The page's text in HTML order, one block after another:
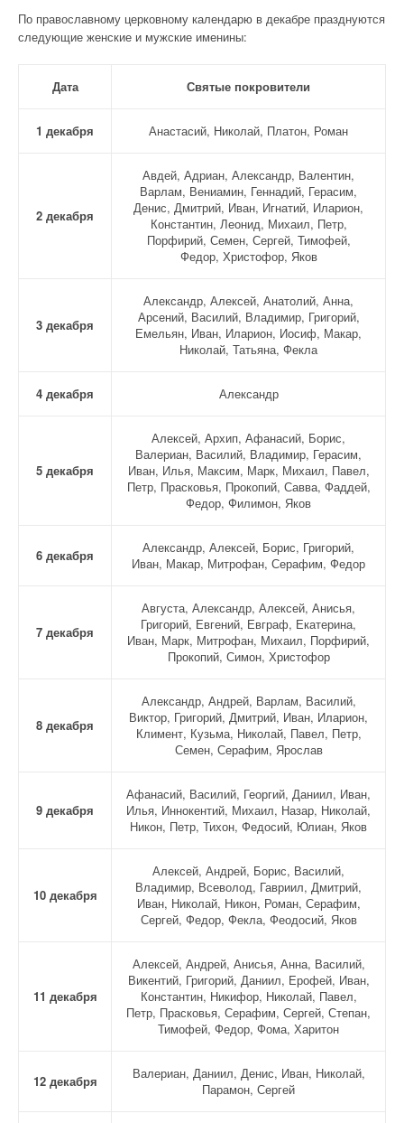
По православному церковному календарю в декабре празднуются
следующие женские и мужские именины:
Дата Святые покровители
1 декабря Анастасий, Николай, Платон, Роман
2 декабря
Авдей, Адриан, Александр, Валентин,
Варлам, Вениамин, Геннадий, Герасим,
Денис, Дмитрий, Иван, Игнатий, Иларион,
Константин, Леонид, Михаил, Петр,
Порфирий, Семен, Сергей, Тимофей,
Федор, Христофор, Яков
3 декабря
Александр, Алексей, Анатолий, Анна,
Арсений, Василий, Владимир, Григорий,
Емельян, Иван, Иларион, Иосиф, Макар,
Николай, Татьяна, Фекла
4 декабря Александр
5 декабря
Алексей, Архип, Афанасий, Борис,
Валериан, Василий, Владимир, Герасим,
Иван, Илья, Максим, Марк, Михаил, Павел,
Петр, Прасковья, Прокопий, Савва, Фаддей,
Федор, Филимон, Яков
6 декабря
Александр, Алексей, Борис, Григорий,
Иван, Макар, Митрофан, Серафим, Федор
7 декабря
Августа, Александр, Алексей, Анисья,
Григорий, Евгений, Евграф, Екатерина,
Иван, Марк, Митрофан, Михаил, Порфирий,
Прокопий, Симон, Христофор
8 декабря
Александр, Андрей, Варлам, Василий,
Виктор, Григорий, Дмитрий, Иван, Иларион,
Климент, Кузьма, Николай, Павел, Петр,
Семен, Серафим, Ярослав
9 декабря
Афанасий, Василий, Георгий, Даниил, Иван,
Илья, Иннокентий, Михаил, Назар, Николай,
Никон, Петр, Тихон, Федосий, Юлиан, Яков
10 декабря
Алексей, Андрей, Борис, Василий,
Владимир, Всеволод, Гавриил, Дмитрий,
Иван, Николай, Никон, Роман, Серафим,
Сергей, Федор, Фекла, Феодосий, Яков
11 декабря
Алексей, Андрей, Анисья, Анна, Василий,
Викентий, Григорий, Даниил, Ерофей, Иван,
Константин, Никифор, Николай, Павел,
Петр, Прасковья, Серафим, Сергей, Степан,
Тимофей, Федор, Фома, Харитон
12 декабря
Валериан, Даниил, Денис, Иван, Николай,
Парамон, Сергей